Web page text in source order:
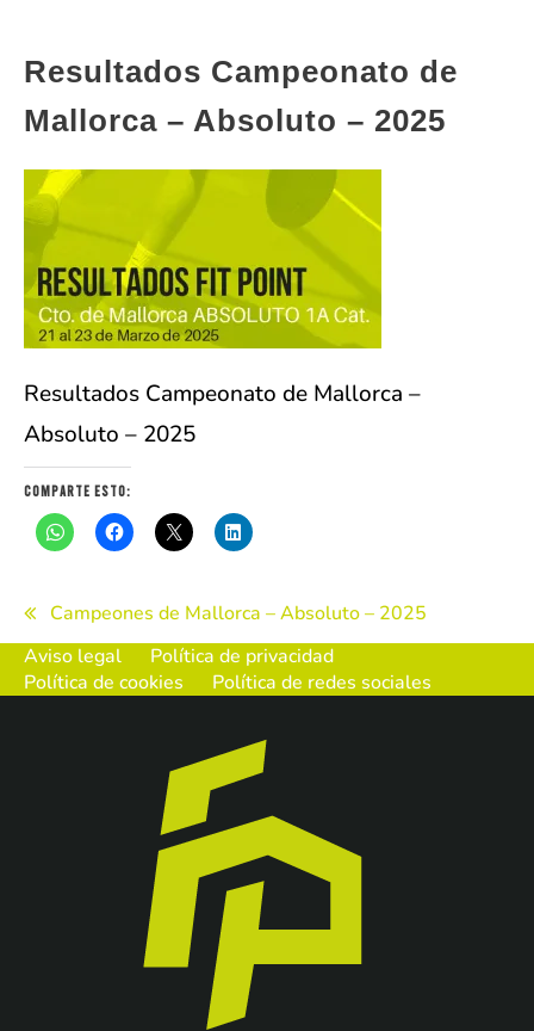
Resultados Campeonato de
Mallorca – Absoluto – 2025
Resultados Campeonato de Mallorca –
Absoluto – 2025
Comparte esto:
Navegación
de
entradas
Campeones de Mallorca – Absoluto – 2025
Aviso legal
Política de privacidad
Política de cookies
Política de redes sociales